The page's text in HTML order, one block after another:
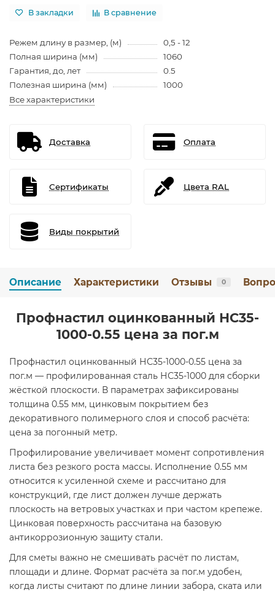
В закладки В сравнение
Режем длину в размер, (м)
0,5 - 12
Полная ширина (мм)
1060
Гарантия, до, лет
0.5
Полезная ширина (мм)
1000
Все характеристики
Доставка Оплата
Сертификаты Цвета RAL
Виды покрытий
Описание Характеристики Отзывы 0
Профнастил оцинкованный НС35-
1000-0.55 цена за пог.м
Профнастил оцинкованный НС35-1000-0.55 цена за
пог.м — профилированная сталь НС35-1000 для сборки
жёсткой плоскости. В параметрах зафиксированы
толщина 0.55 мм, цинковым покрытием без
декоративного полимерного слоя и способ расчёта:
цена за погонный метр.
Профилирование увеличивает момент сопротивления
листа без резкого роста массы. Исполнение 0.55 мм
относится к усиленной схеме и рассчитано для
конструкций, где лист должен лучше держать
плоскость на ветровых участках и при частом крепеже.
Цинковая поверхность рассчитана на базовую
антикоррозионную защиту стали.
Для сметы важно не смешивать расчёт по листам,
площади и длине. Формат расчёта за пог.м удобен,
когда листы считают по длине линии забора, ската или